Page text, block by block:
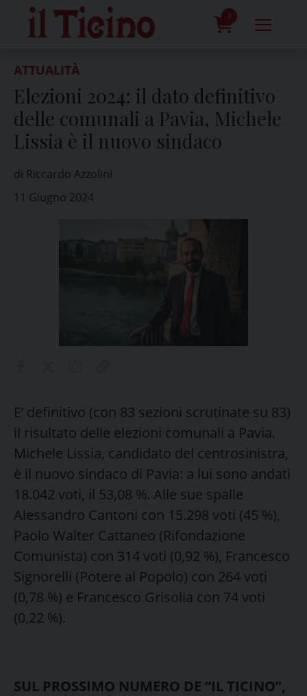
content
0
ATTUALITÀ
Elezioni 2024: il dato definitivo
delle comunali a Pavia, Michele
Lissia è il nuovo sindaco
di Riccardo Azzolini
11 Giugno 2024
E’ definitivo (con 83 sezioni scrutinate su 83)
il risultato delle elezioni comunali a Pavia.
Michele Lissia, candidato del centrosinistra,
è il nuovo sindaco di Pavia: a lui sono andati
18.042 voti, il 53,08 %. Alle sue spalle
Alessandro Cantoni con 15.298 voti (45 %),
Paolo Walter Cattaneo (Rifondazione
Comunista) con 314 voti (0,92 %), Francesco
Signorelli (Potere al Popolo) con 264 voti
(0,78 %) e Francesco Grisolia con 74 voti
(0,22 %).
SUL PROSSIMO NUMERO DE “IL TICINO”,